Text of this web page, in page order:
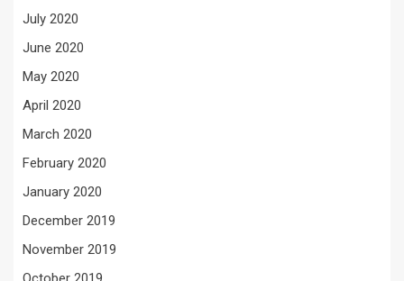
July 2020
June 2020
May 2020
April 2020
March 2020
February 2020
January 2020
December 2019
November 2019